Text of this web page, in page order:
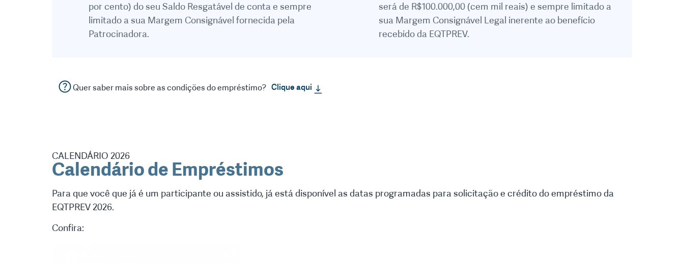
por cento) do seu Saldo Resgatável de conta e sempre
limitado a sua Margem Consignável fornecida pela
Patrocinadora.
será de R$100.000,00 (cem mil reais) e sempre limitado a
sua Margem Consignável Legal inerente ao benefício
recebido da EQTPREV.
Quer saber mais sobre as condições do empréstimo? Clique aqui
CALENDÁRIO 2026
Calendário de Empréstimos
Para que você que já é um participante ou assistido, já está disponível as datas programadas para solicitação e crédito do empréstimo da
EQTPREV 2026.
Confira: